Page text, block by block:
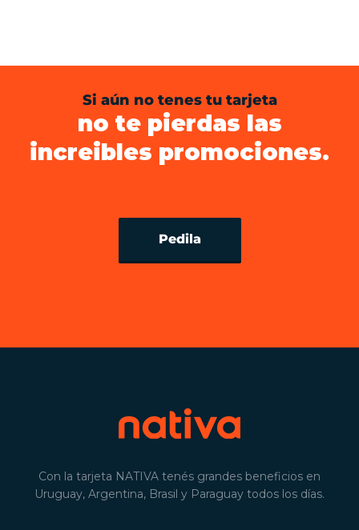
Si aún no tenes tu tarjeta
no te pierdas las
increibles promociones.
Pedila
Con la tarjeta NATIVA tenés grandes beneficios en
Uruguay, Argentina, Brasil y Paraguay todos los días.